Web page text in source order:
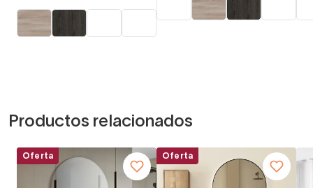
Productos relacionados
Oferta Oferta